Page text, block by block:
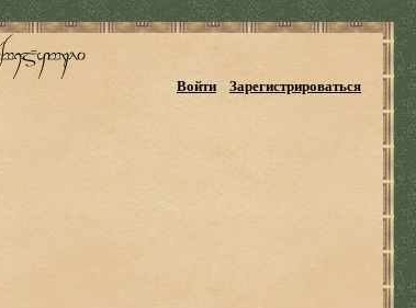
Войти Зарегистрироваться